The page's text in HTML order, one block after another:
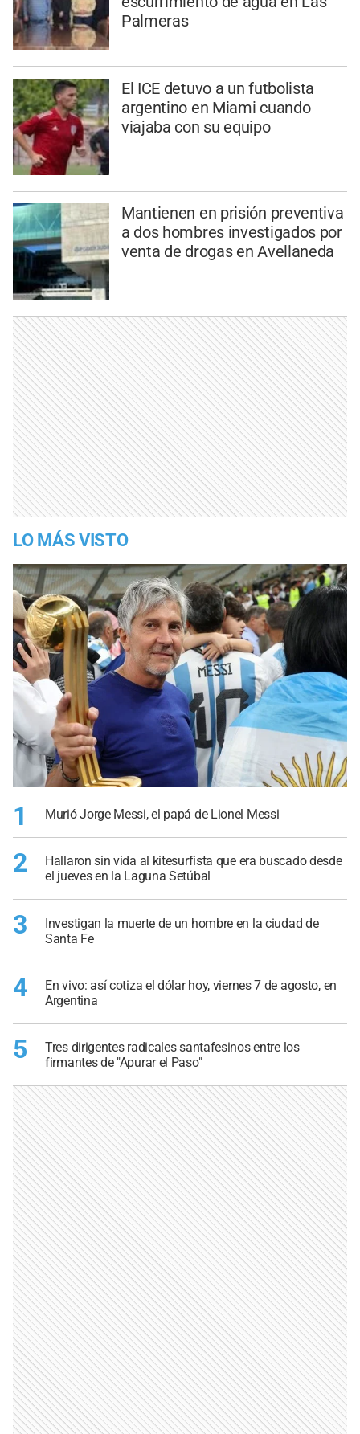
Palmeras
El ICE detuvo a un futbolista
argentino en Miami cuando
viajaba con su equipo
Mantienen en prisión preventiva
a dos hombres investigados por
venta de drogas en Avellaneda
LO MÁS VISTO
1 Murió Jorge Messi, el papá de Lionel Messi
2
Hallaron sin vida al kitesurfista que era buscado desde
el jueves en la Laguna Setúbal
3
Investigan la muerte de un hombre en la ciudad de
Santa Fe
4
En vivo: así cotiza el dólar hoy, viernes 7 de agosto, en
Argentina
5
Tres dirigentes radicales santafesinos entre los
firmantes de "Apurar el Paso"